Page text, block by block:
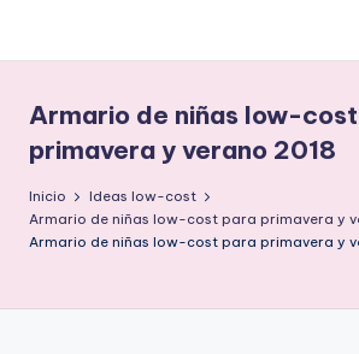
contenido
low-
cost
y
morir
en
Armario de niñas low-
primavera y verano 2018
Inicio
Ideas low-cost
Armario de niñas low-cost para primavera y
Armario de niñas low-cost para primavera y